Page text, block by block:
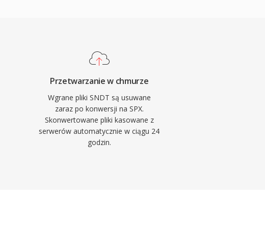
Przetwarzanie w chmurze
Wgrane pliki SNDT są usuwane
zaraz po konwersji na SPX.
Skonwertowane pliki kasowane z
serwerów automatycznie w ciągu 24
godzin.